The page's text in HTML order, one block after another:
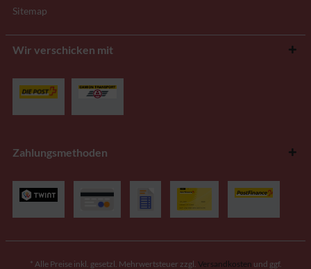
Sitemap
Wir verschicken mit
Zahlungsmethoden
* Alle Preise inkl. gesetzl. Mehrwertsteuer zzgl. Versandkosten und ggf.